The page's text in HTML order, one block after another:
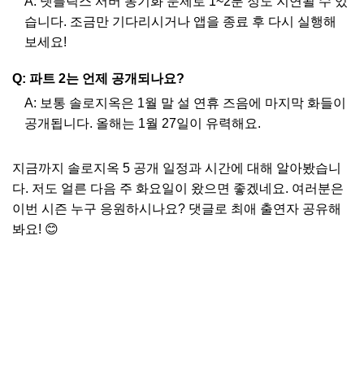
습니다. 조금만 기다리시거나 앱을 종료 후 다시 실행해
보세요!
Q: 파트 2는 언제 공개되나요?
A: 보통 솔로지옥은 1월 말 설 연휴 즈음에 마지막 화들이
공개됩니다. 올해는 1월 27일이 유력해요.
지금까지 솔로지옥 5 공개 일정과 시간에 대해 알아봤습니
다. 저도 얼른 다음 주 화요일이 왔으면 좋겠네요. 여러분은
이번 시즌 누구 응원하시나요? 댓글로 최애 출연자 공유해
봐요! 😊